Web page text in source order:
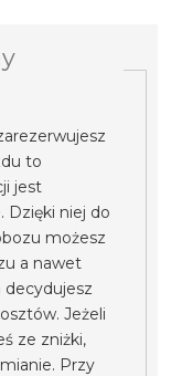
to
jest
Dzięki niej do
możesz
a nawet
Jeżeli
ze zniżki,
Przy